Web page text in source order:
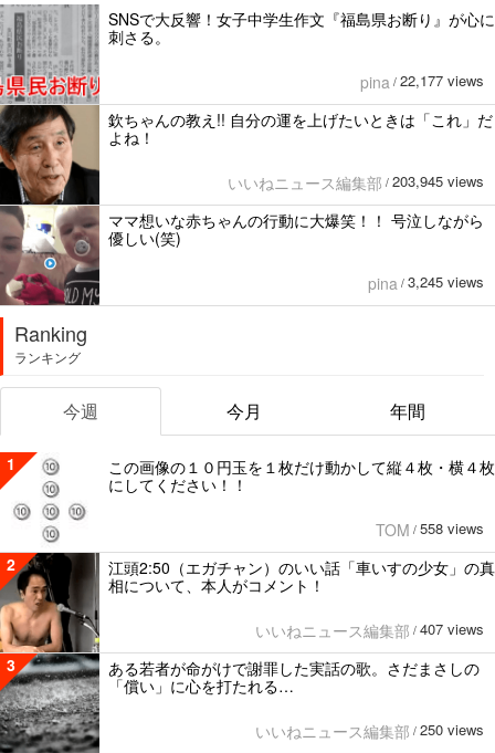
SNSで大反響！女子中学生作文『福島県お断り』が心に
刺さる。
pina / 22,177 views
欽ちゃんの教え!! 自分の運を上げたいときは「これ」だ
よね！
いいねニュース編集部 / 203,945 views
ママ想いな赤ちゃんの行動に大爆笑！！ 号泣しながら
優しい(笑)
pina / 3,245 views
Ranking
ランキング
今週 今月 年間
1
この画像の１０円玉を１枚だけ動かして縦４枚・横４枚
にしてください！！
TOM / 558 views
2
江頭2:50（エガチャン）のいい話「車いすの少女」の真
相について、本人がコメント！
いいねニュース編集部 / 407 views
3
ある若者が命がけで謝罪した実話の歌。さだまさしの
「償い」に心を打たれる…
いいねニュース編集部 / 250 views